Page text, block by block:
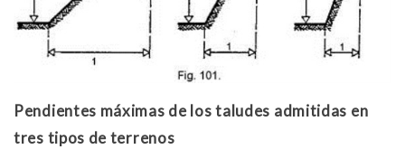
Pendientes máximas de los taludes admitidas en
tres tipos de terrenos